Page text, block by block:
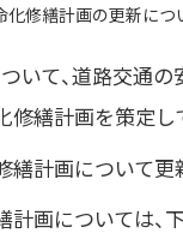
化修繕計画の更新につ
いて、道路交通
繕計画を策定し
繕計画について
画については、